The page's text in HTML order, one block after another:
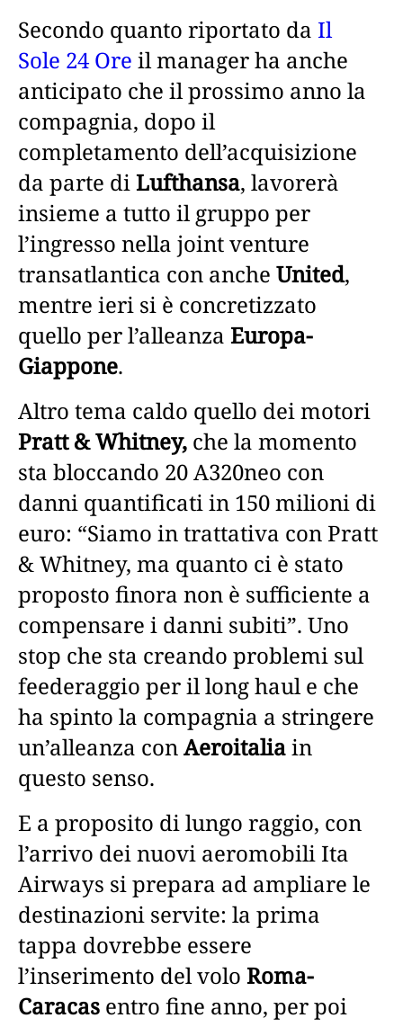
Secondo quanto riportato da Il
Sole 24 Ore il manager ha anche
anticipato che il prossimo anno la
compagnia, dopo il
completamento dell’acquisizione
da parte diLufthansa, lavorerà
insieme a tutto il gruppo per
l’ingresso nella joint venture
transatlantica con anche United,
mentre ieri si è concretizzato
quello per l’alleanza Europa-
Giappone.
Altro tema caldo quello dei motori
Pratt & Whitney, che la momento
sta bloccando 20 A320neo con
danni quantificati in 150 milioni di
euro: “Siamo in trattativa con Pratt
& Whitney, ma quanto ci è stato
proposto finora non è sufficiente a
compensare i danni subiti”. Uno
stop che sta creando problemi sul
feederaggio per il long haul e che
ha spinto la compagnia a stringere
un’alleanza conAeroitaliain
questo senso.
E a proposito di lungo raggio, con
l’arrivo dei nuovi aeromobili Ita
Airways si prepara ad ampliare le
destinazioni servite: la prima
tappa dovrebbe essere
l’inserimento del volo Roma-
Caracas entro fine anno, per poi